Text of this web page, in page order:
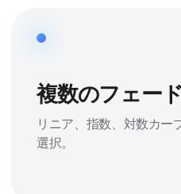
複数のフェー
リニア、指数、対数カー
選択。